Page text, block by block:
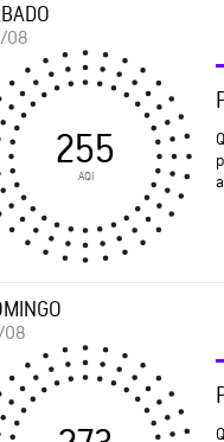
08
255
AQI
08